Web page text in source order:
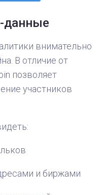
данные
внимательно
В отличие от
позволяет
участников
и биржами